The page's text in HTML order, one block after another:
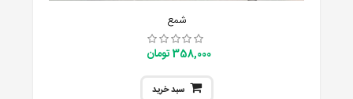
شمع
358,000 تومان
سبد خرید